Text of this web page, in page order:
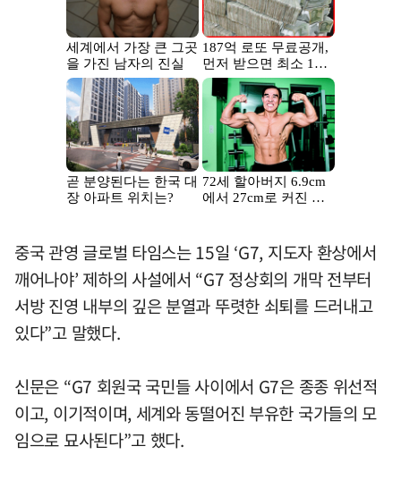
중국 관영 글로벌 타임스는 15일 ‘G7, 지도자 환상에서
깨어나야’ 제하의 사설에서 “G7 정상회의 개막 전부터
서방 진영 내부의 깊은 분열과 뚜렷한 쇠퇴를 드러내고
있다”고 말했다.
신문은 “G7 회원국 국민들 사이에서 G7은 종종 위선적
이고, 이기적이며, 세계와 동떨어진 부유한 국가들의 모
임으로 묘사된다”고 했다.